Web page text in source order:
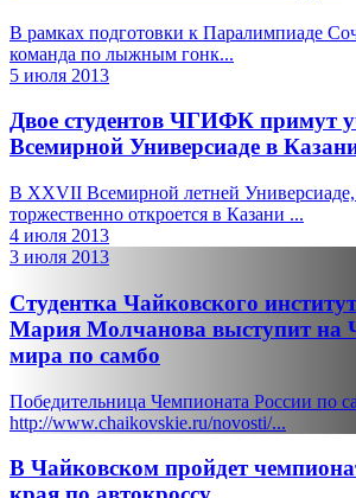
В рамках подготовки к Паралимпиаде
команда по лыжным гонк...
5 июля 2013
Двое студентов ЧГИФК примут
Всемирной Универсиаде в
В XXVII Всемирной летней Универсиаде,
торжественно откроется в Казани ...
4 июля 2013
3 июля 2013
Студентка Чайковского
Мария Молчанова выступит на
мира по самбо
Победительница Чемпионата России по
http://www.chaikovskie.ru/novosti/...
В Чайковском пройдет